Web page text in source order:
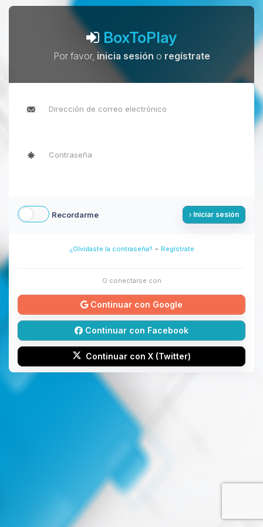
BoxToPlay
Por favor, inicia sesión o regístrate
Recordarme Iniciar sesión
¿Olvidaste la contraseña? - Regístrate
O conectarse con
Continuar con Google
Continuar con Facebook
Continuar con X (Twitter)